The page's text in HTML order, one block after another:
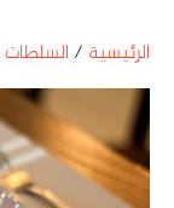
الرئيسية / السلطات